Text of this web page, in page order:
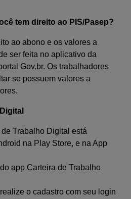
tem direito ao PIS/Pasep?
ao abono e os valores a
ser feita no aplicativo da
Gov.br. Os trabalhadores
se possuem valores a
Trabalho Digital está
na Play Store, e na App
app Carteira de Trabalho
o cadastro com seu login